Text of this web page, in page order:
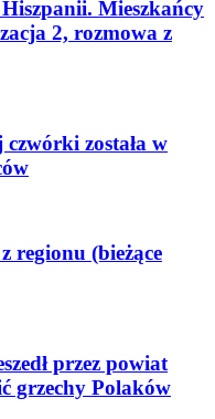
Mieszkańcy
2, rozmowa z
została w
regionu (bieżące
przez powiat
grzechy Polaków